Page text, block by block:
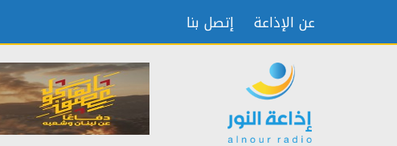
عن الإذاعة إتصل بنا